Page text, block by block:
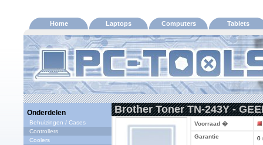
Home Laptops Computers Tablets
Onderdelen
Behuizingen / Cases
Controllers
Coolers
Brother Toner TN-243Y -
Voorraad �
Garantie
0